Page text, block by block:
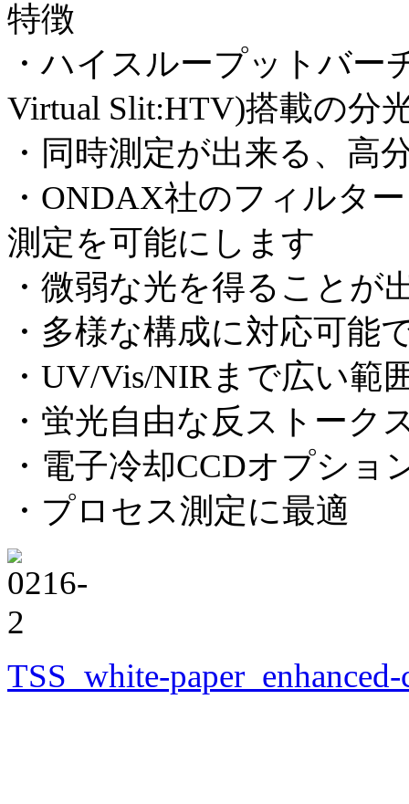
特徴
・ハイスループットバー
Virtual Slit:HTV)搭載の分
・同時測定が出来る、高
・ONDAX社のフィルタ
測定を可能にします
・微弱な光を得ることが
・多様な構成に対応可能
・UV/Vis/NIRまで広い範
・蛍光自由な反ストーク
・電子冷却CCDオプショ
・プロセス測定に最適
TSS_white-